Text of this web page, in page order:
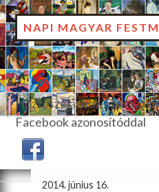
NAPI MAGYAR
Hozzászóláshoz,
Facebook azonosítóddal
2014. június 16.